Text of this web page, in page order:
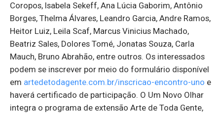
Coropos, Isabela Sekeff, Ana Lúcia Gaborim, Antônio
Borges, Thelma Álvares, Leandro Garcia, Andre Ramos,
Heitor Luiz, Leila Scaf, Marcus Vinicius Machado,
Beatriz Sales, Dolores Tomé, Jonatas Souza, Carla
Mauch, Bruno Abrahão, entre outros. Os interessados
podem se inscrever por meio do formulário disponível
em artedetodagente.com.br/inscricao-encontro-uno e
haverá certificado de participação. O Um Novo Olhar
integra o programa de extensão Arte de Toda Gente,